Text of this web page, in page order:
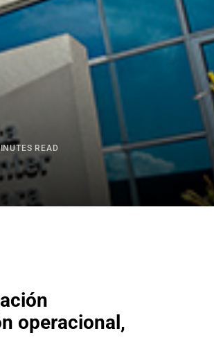
READ
operacional,